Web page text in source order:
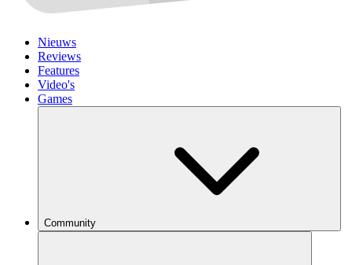
Nieuws
Reviews
Features
Video's
Games
Community